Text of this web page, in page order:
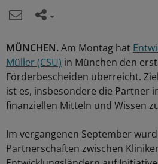
MÜNCHEN.Am Montag hat
Müller (CSU) in München den
Förderbescheiden überreicht.
ist es, insbesondere die Partner
finanziellen Mitteln und Wissen
Im vergangenen September
Partnerschaften zwischen